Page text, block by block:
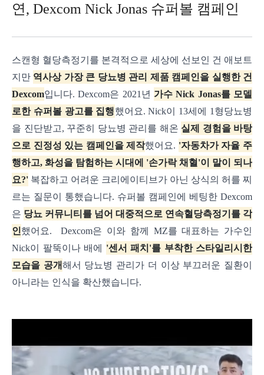
연, Dexcom Nick Jonas 슈퍼볼 캠페인
스캔형 혈당측정기를 본격적으로 세상에 선보인 건 애보트
지만 역사상 가장 큰 당뇨병 관리 제품 캠페인을 실행한 건
Dexcom입니다.Dexcom은 2021년 가수 Nick Jonas를 모델
로한 슈퍼볼 광고를 집행했어요. Nick이 13세에 1형당뇨병
을 진단받고, 꾸준히 당뇨병 관리를 해온 실제 경험을 바탕
으로 진정성 있는 캠페인을 제작했어요. '자동차가 자율 주
행하고, 화성을 탐험하는 시대에 '손가락 채혈'이 말이 되나
요?' 복잡하고 어려운 크리에이티브가 아닌 상식의 허를 찌
르는 질문이 통했습니다. 슈퍼볼 캠페인에 베팅한 Dexcom
은 당뇨 커뮤니티를 넘어 대중적으로 연속혈당측정기를 각
인했어요.Dexcom은 이와 함께 MZ를 대표하는 가수인
Nick이 팔뚝이나 배에
'센서 패치'를 부착한 스타일리시한
모습을 공개해서 당뇨병 관리가 더 이상 부끄러운 질환이
아니라는 인식을 확산했습니다.